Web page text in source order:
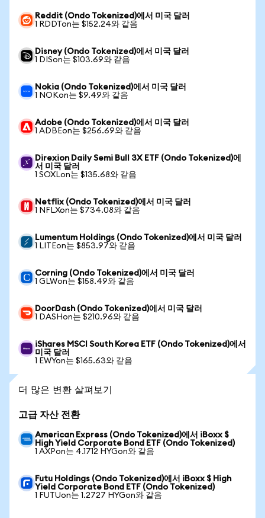
Reddit (Ondo Tokenized)에서 미국 달러
1 RDDTon는 $152.24와 같음
Disney (Ondo Tokenized)에서 미국 달러
1 DISon는 $103.69와 같음
Nokia (Ondo Tokenized)에서 미국 달러
1 NOKon는 $9.49와 같음
Adobe (Ondo Tokenized)에서 미국 달러
1 ADBEon는 $256.69와 같음
Direxion Daily Semi Bull 3X ETF (Ondo Tokenized)에
서 미국 달러
1 SOXLon는 $135.68와 같음
Netflix (Ondo Tokenized)에서 미국 달러
1 NFLXon는 $734.08와 같음
Lumentum Holdings (Ondo Tokenized)에서 미국 달러
1 LITEon는 $853.97와 같음
Corning (Ondo Tokenized)에서 미국 달러
1 GLWon는 $158.49와 같음
DoorDash (Ondo Tokenized)에서 미국 달러
1 DASHon는 $210.96와 같음
iShares MSCI South Korea ETF (Ondo Tokenized)에서
미국 달러
1 EWYon는 $165.63와 같음
더 많은 변환 살펴보기
고급 자산 전환
American Express (Ondo Tokenized)에서 iBoxx $
High Yield Corporate Bond ETF (Ondo Tokenized)
1 AXPon는 4.1712 HYGon와 같음
Futu Holdings (Ondo Tokenized)에서 iBoxx $ High
Yield Corporate Bond ETF (Ondo Tokenized)
1 FUTUon는 1.2727 HYGon와 같음